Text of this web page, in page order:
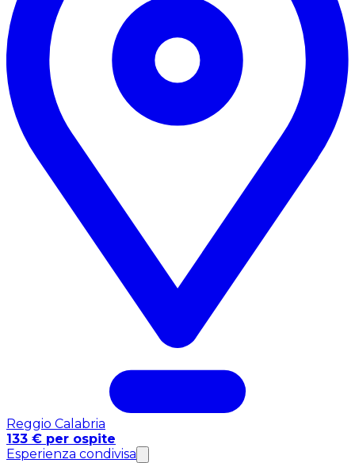
Reggio Calabria
133 € per ospite
Esperienza condivisa